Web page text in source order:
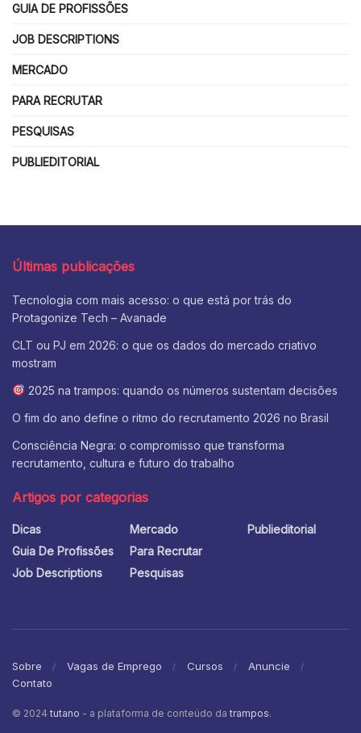
GUIA DE PROFISSÕES
JOB DESCRIPTIONS
MERCADO
PARA RECRUTAR
PESQUISAS
PUBLIEDITORIAL
Últimas publicações
Tecnologia com mais acesso: o que está por trás do
Protagonize Tech – Avanade
CLT ou PJ em 2026: o que os dados do mercado criativo
mostram
2025 na trampos: quando os números sustentam decisões
O fim do ano define o ritmo do recrutamento 2026 no Brasil
Consciência Negra: o compromisso que transforma
recrutamento, cultura e futuro do trabalho
Artigos por categorias
Dicas
Guia De Profissões
Job Descriptions
Mercado
Para Recrutar
Pesquisas
Publieditorial
Sobre Vagas de Emprego Cursos
Anuncie
Contato
© 2024 tutano - a plataforma de conteúdo da trampos.